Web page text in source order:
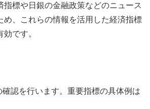
指標や日銀の金融政策などのニュース
め、これらの情報を活用した経済指標
効です。
認を行います。重要指標の具体例は